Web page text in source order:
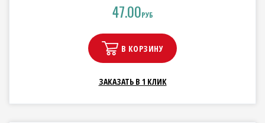
47.00РУБ
В КОРЗИНУ
ЗАКАЗАТЬ В 1 КЛИК